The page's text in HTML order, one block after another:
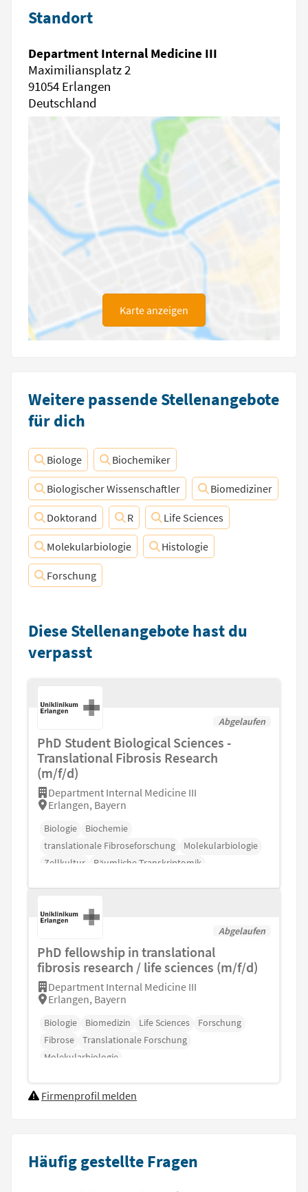
Standort
Department Internal Medicine III
Maximiliansplatz 2
91054 Erlangen
Deutschland
Karte anzeigen
Weitere passende Stellenangebote
für dich
Biologe Biochemiker
Biologischer Wissenschaftler Biomediziner
Doktorand R Life Sciences
Molekularbiologie Histologie
Forschung
Diese Stellenangebote hast du
verpasst
Abgelaufen
PhD Student Biological Sciences -
Translational Fibrosis Research
(m/f/d)
Department Internal Medicine III
Erlangen, Bayern
Biologie
Biochemie
translationale Fibroseforschung
Molekularbiologie
Zellkultur
Räumliche Transkriptomik
Abgelaufen
PhD fellowship in translational
fibrosis research / life sciences (m/f/d)
Department Internal Medicine III
Erlangen, Bayern
Biologie Biomedizin Life Sciences
Forschung
Fibrose
Translationale Forschung
Molekularbiologie
Firmenprofil melden
Häufig gestellte Fragen